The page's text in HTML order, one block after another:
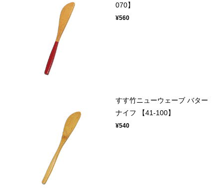
070】
¥560
すす竹ニューウェーブ バター
ナイフ 【41-100】
¥540